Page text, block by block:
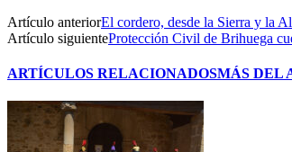
Artículo anteriorEl cordero, desde la Sierra y la
Artículo siguienteProtección Civil de Brihuega
ARTÍCULOS RELACIONADOSMÁS DEL